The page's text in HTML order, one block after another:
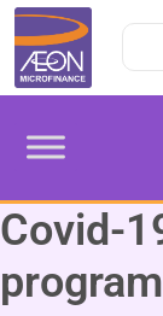
Covid-